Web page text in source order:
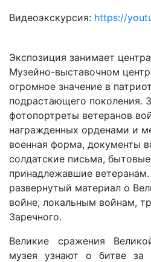
Видеоэкскурсия: https://
Экспозиция занимает
Музейно-выставочном
огромное значение в
подрастающего поколения.
фотопортреты ветеранов
награжденных орденами и
военная форма, документы
солдатские письма,
принадлежавшие
развернутый материал о
войне, локальным войнам,
Заречного.
Великие сражения
музея узнают о битве